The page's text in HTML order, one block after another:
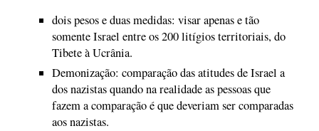
dois pesos e duas medidas: visar apenas e tão
somente Israel entre os 200 litígios territoriais, do
Tibete à Ucrânia.
Demonização: comparação das atitudes de Israel a
dos nazistas quando na realidade as pessoas que
fazem a comparação é que deveriam ser comparadas
aos nazistas.